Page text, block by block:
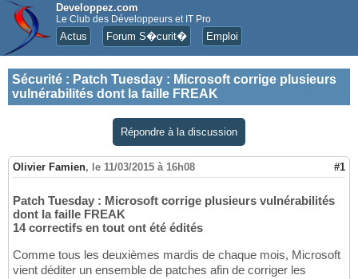
Developpez.com
Le Club des Développeurs et IT Pro
Actus Forum S�curit� Emploi
Sécurité : Patch Tuesday : Microsoft corrige plusieurs
vulnérabilités dont la faille FREAK
Répondre à la discussion
Olivier Famien, le 11/03/2015 à 16h08 #1
Patch Tuesday : Microsoft corrige plusieurs vulnérabilités
dont la faille FREAK
14 correctifs en tout ont été édités
Comme tous les deuxièmes mardis de chaque mois, Microsoft
vient déditer un ensemble de patches afin de corriger les